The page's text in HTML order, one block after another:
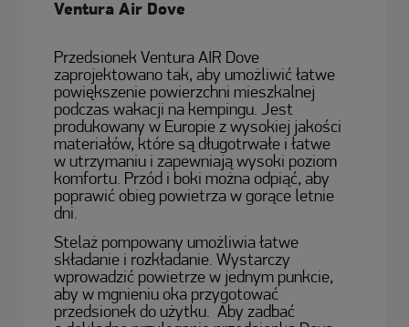
Ventura Air Dove
Przedsionek Ventura AIR Dove
zaprojektowano tak, aby umożliwić łatwe
powiększenie powierzchni mieszkalnej
podczas wakacji na kempingu. Jest
produkowany w Europie z wysokiej jakości
materiałów, które są długotrwałe i łatwe
w utrzymaniu i zapewniają wysoki poziom
komfortu. Przód i boki można odpiąć, aby
poprawić obieg powietrza w gorące letnie
dni.
Stelaż pompowany umożliwia łatwe
składanie i rozkładanie. Wystarczy
wprowadzić powietrze w jednym punkcie,
aby w mgnieniu oka przygotować
przedsionek do użytku. Aby zadbać